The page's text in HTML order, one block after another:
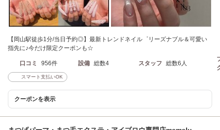
【岡山駅徒歩1分/当日予約◎】最新トレンドネイル゜リーズナブル＆可愛い
指先に♪今だけ限定クーポンも☆
口コミ 956件 設備 総数4 スタッフ 総数6人
スマート支払いOK
クーポンを表示